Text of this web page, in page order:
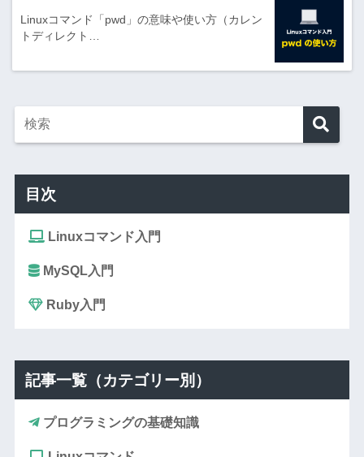
Linuxコマンド「pwd」の意味や使い方（カレン
トディレクト…
目次
Linuxコマンド入門
MySQL入門
Ruby入門
記事一覧（カテゴリー別）
プログラミングの基礎知識